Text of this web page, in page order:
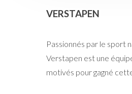
VERSTAPEN
Passionnés par le sport
Verstapen est une
motivés pour gagné